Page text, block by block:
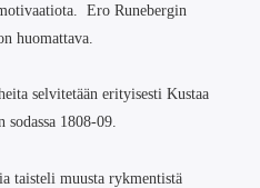
Ero Runebergin
huomattava.
selvitetään erityisesti Kustaa
1808-09.
taisteli muusta rykmentistä